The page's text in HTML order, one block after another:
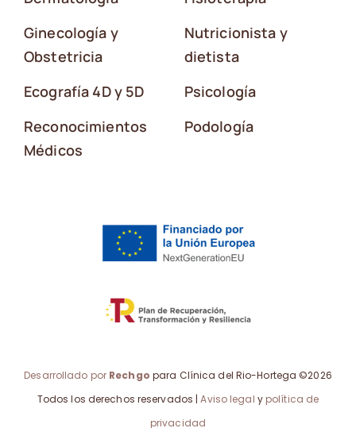
Ginecología y
Obstetricia
Ecografía 4D y 5D
Reconocimientos
Médicos
Nutricionista y
dietista
Psicología
Podología
Desarrollado por Rechgo para Clínica del Rio-Hortega ©2026
Todos los derechos reservados |Aviso legal y política de
privacidad